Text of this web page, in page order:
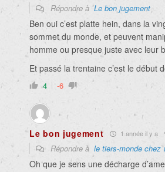
Répondre àLe bon jugement
Ben oui c’est platte hein, dans la
sommet du monde, et peuvent
homme ou presque juste avec leur
Et passé la trentaine c’est le début
4 -6
Le bon jugement 1 année il y a
Répondre à le tiers-monde chez
Oh que je sens une décharge